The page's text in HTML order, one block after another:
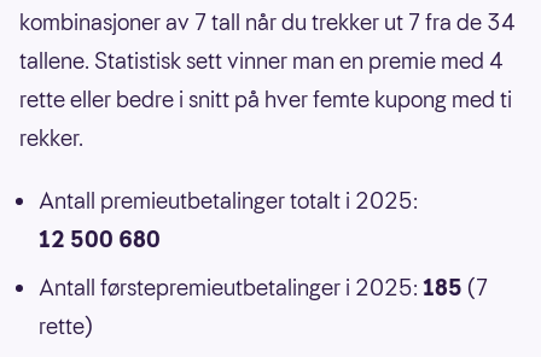
kombinasjoner av 7 tall når du trekker ut 7 fra de 34
tallene. Statistisk sett vinner man en premie med 4
rette eller bedre i snitt på hver femte kupong med ti
rekker.
Antall premieutbetalinger totalt i 2025:
12 500 680
Antall førstepremieutbetalinger i 2025: 185 (7
rette)